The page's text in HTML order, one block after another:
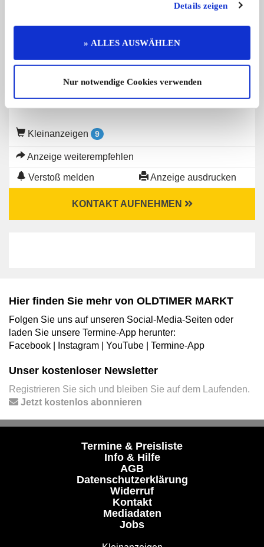
Details zeigen
» ALLES AUSWÄHLEN
Nur notwendige Cookies verwenden
Gesuch von
Kleinanzeigen 9
Anzeige weiterempfehlen
Verstoß melden Anzeige ausdrucken
KONTAKT AUFNEHMEN
Hier finden Sie mehr von OLDTIMER MARKT
Folgen Sie uns auf unseren Social-Media-Seiten oder
laden Sie unsere Termine-App herunter:
Facebook
Instagram YouTube Termine-App
Unser kostenloser Newsletter
Registrieren Sie sich und bleiben Sie auf dem Laufenden.
Jetzt kostenlos abonnieren
Termine & Preisliste
Info & Hilfe
AGB
Datenschutzerklärung
Widerruf
Kontakt
Mediadaten
Jobs